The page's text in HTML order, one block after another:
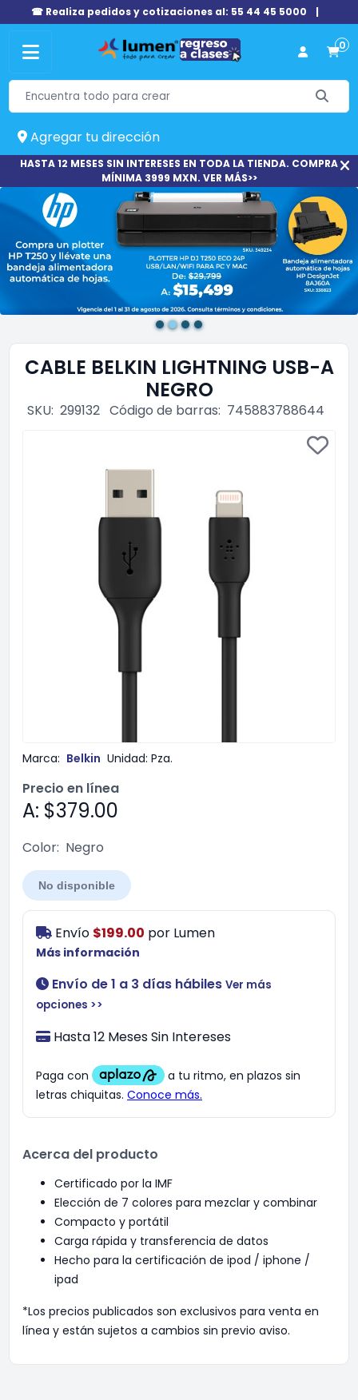
☎ Realiza pedidos y cotizaciones al: 55 44 45 5000 |
0
Agregar tu dirección
HASTA 12 MESES SIN INTERESES EN TODA LA TIENDA. COMPRA
MÍNIMA 3999 MXN. VER MÁS>>
CABLE BELKIN LIGHTNING USB-A
NEGRO
SKU: 299132 Código de barras: 745883788644
Marca: Belkin Unidad: Pza.
Precio en línea
A: $379.00
Color: Negro
No disponible
Envío $199.00 por Lumen
Más información
Envío de 1 a 3 días hábiles Ver más
opciones >>
Hasta 12 Meses Sin Intereses
Acerca del producto
Certificado por la IMF
Elección de 7 colores para mezclar y combinar
Compacto y portátil
Carga rápida y transferencia de datos
Hecho para la certificación de ipod / iphone /
ipad
*Los precios publicados son exclusivos para venta en
línea y están sujetos a cambios sin previo aviso.